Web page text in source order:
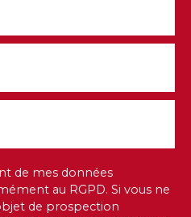
de mes données
au RGPD. Si vous ne
de prospection